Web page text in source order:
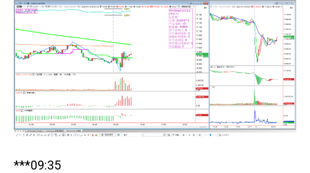
***09:35